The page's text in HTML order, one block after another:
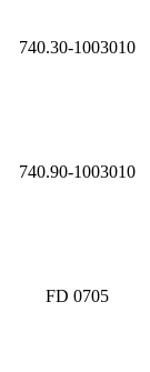
740.30-1003010
740.90-1003010
FD 0705